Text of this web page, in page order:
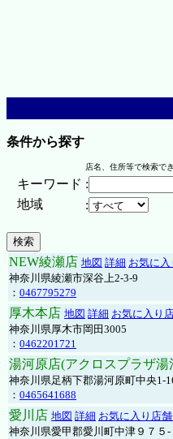
条件から探す
店名、住所等で検索でき
キーワード :
地域
:
NEW綾瀬店 地図 詳細 お気に
神奈川県綾瀬市深谷上2-3-9
： 0467795279
厚木本店 地図 詳細 お気に入り
神奈川県厚木市岡田3005
： 0462201721
湯河原店(アクロスプラザ湯
神奈川県足柄下郡湯河原町中央1-
： 0465641688
愛川店 地図 詳細 お気に入り店
神奈川県愛甲郡愛川町中津９７５-